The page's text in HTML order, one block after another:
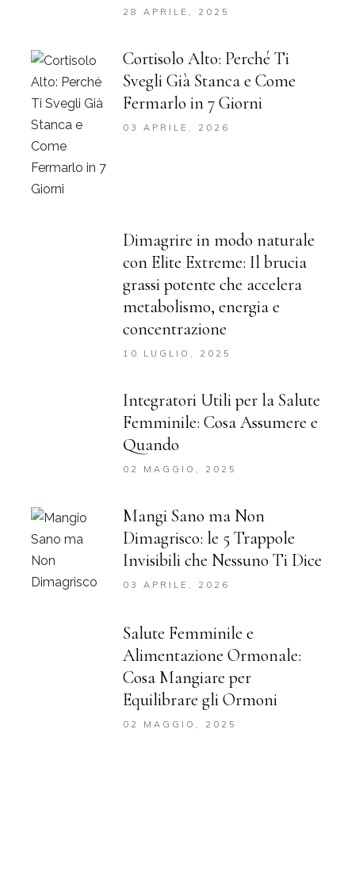
28 APRILE, 2025
Cortisolo Alto: Perché Ti
Svegli Già Stanca e Come
Fermarlo in 7 Giorni
03 APRILE, 2026
Dimagrire in modo naturale
con Elite Extreme: Il brucia
grassi potente che accelera
metabolismo, energia e
concentrazione
10 LUGLIO, 2025
Integratori Utili per la Salute
Femminile: Cosa Assumere e
Quando
02 MAGGIO, 2025
Mangi Sano ma Non
Dimagrisco: le 5 Trappole
Invisibili che Nessuno Ti Dice
03 APRILE, 2026
Salute Femminile e
Alimentazione Ormonale:
Cosa Mangiare per
Equilibrare gli Ormoni
02 MAGGIO, 2025